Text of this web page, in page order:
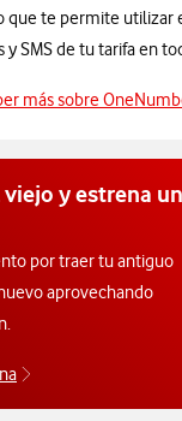
que te permite utilizar
y SMS de tu tarifa en
más sobre
y estrena
por traer tu antiguo
aprovechando